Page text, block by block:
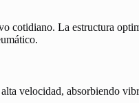
cotidiano. La estructura
velocidad, absorbiendo